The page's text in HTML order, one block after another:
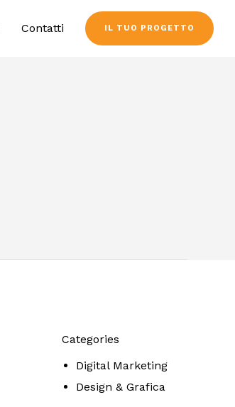
Contatti IL TUO PROGETTO
Categories
Digital Marketing
Design & Grafica